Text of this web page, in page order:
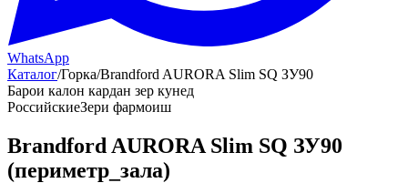
WhatsApp
Каталог/Горка/Brandford AURORA Slim SQ ЗУ90
Барои калон кардан зер кунед
РоссийскиеЗери фармоиш
Brandford AURORA Slim SQ ЗУ90
(периметр_зала)